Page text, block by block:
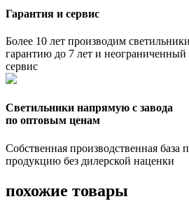
Гарантия и сервис
Более 10 лет производим
гарантию до 7 лет и
сервис
Светильники напрямую с завода
по оптовым ценам
Собственная производственная база
продукцию без дилерской наценки
похожие товары